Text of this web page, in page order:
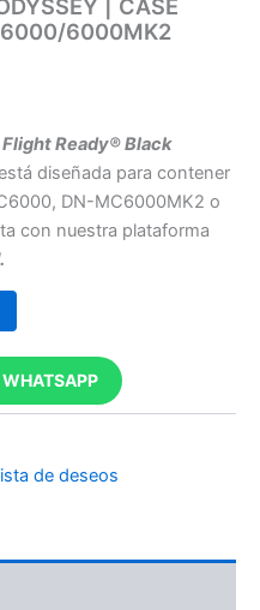
| CASE
6000MK2
Flight Ready® Black
diseñada para contener
DN-MC6000MK2 o
con nuestra plataforma
de deseos